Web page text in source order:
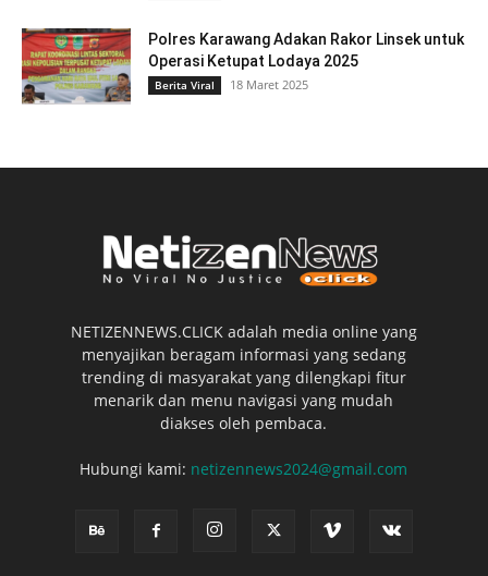
Polres Karawang Adakan Rakor Linsek untuk
Operasi Ketupat Lodaya 2025
Berita Viral 18 Maret 2025
NETIZENNEWS.CLICK adalah media online yang
menyajikan beragam informasi yang sedang
trending di masyarakat yang dilengkapi fitur
menarik dan menu navigasi yang mudah
diakses oleh pembaca.
Hubungi kami: netizennews2024@gmail.com